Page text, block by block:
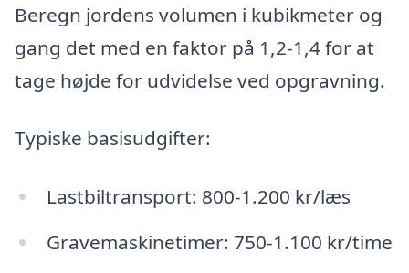
Beregn jordens volumen i kubikmeter og
gang det med en faktor på 1,2-1,4 for at
tage højde for udvidelse ved opgravning.
Typiske basisudgifter:
Lastbiltransport: 800-1.200 kr/læs
Gravemaskinetimer: 750-1.100 kr/time